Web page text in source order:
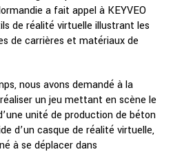
a fait appel à KEYVEO
de réalité virtuelle illustrant les
de carrières et matériaux de
nous avons demandé à la
un jeu mettant en scène le
unité de production de béton
d’un casque de réalité virtuelle,
à se déplacer dans